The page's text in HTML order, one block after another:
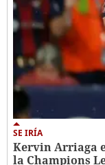
SE IRÍA
Kervin Arriaga
la Champions